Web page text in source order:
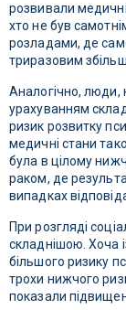
розвивали медичні
хто не був
розладами, де
триразовим
Аналогічно, люди,
урахуванням
ризик розвитку
медичні стани
була в цілому
раком, де
випадках
При розгляді
складнішою. Хоча
більшого ризику
трохи нижчого
показали